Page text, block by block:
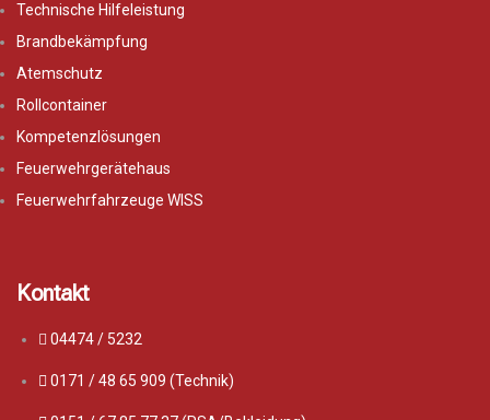
Technische Hilfeleistung
Brandbekämpfung
Atemschutz
Rollcontainer
Kompetenzlösungen
Feuerwehrgerätehaus
Feuerwehrfahrzeuge WISS
Kontakt
04474 / 5232
0171 / 48 65 909 (Technik)